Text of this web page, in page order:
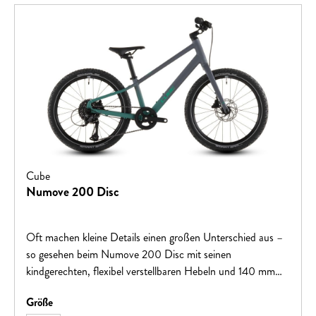
Cube
Numove 200 Disc
Oft machen kleine Details einen großen Unterschied aus –
so gesehen beim Numove 200 Disc mit seinen
kindgerechten, flexibel verstellbaren Hebeln und 140 mm
die hydraulischen Tektro Scheibenbremsen kraftvoll
Größeauswählen